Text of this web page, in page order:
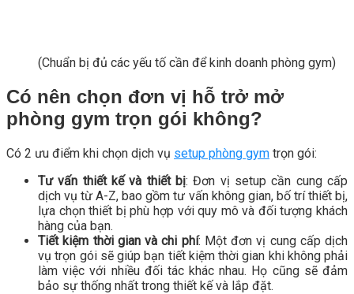
(Chuẩn bị đủ các yếu tố cần để kinh doanh phòng gym)
Có nên chọn đơn vị hỗ trở mở
phòng gym trọn gói không?
Có 2 ưu điểm khi chọn dịch vụ setup phòng gym trọn gói:
Tư vấn thiết kế và thiết bị: Đơn vị setup cần cung cấp
dịch vụ từ A-Z, bao gồm tư vấn không gian, bố trí thiết bị,
lựa chọn thiết bị phù hợp với quy mô và đối tượng khách
hàng của bạn.
Tiết kiệm thời gian và chi phí: Một đơn vị cung cấp dịch
vụ trọn gói sẽ giúp bạn tiết kiệm thời gian khi không phải
làm việc với nhiều đối tác khác nhau. Họ cũng sẽ đảm
bảo sự thống nhất trong thiết kế và lắp đặt.